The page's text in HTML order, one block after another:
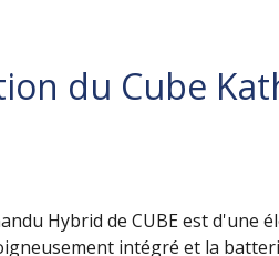
du Cube
Hybrid de CUBE est d'une
intégré et la